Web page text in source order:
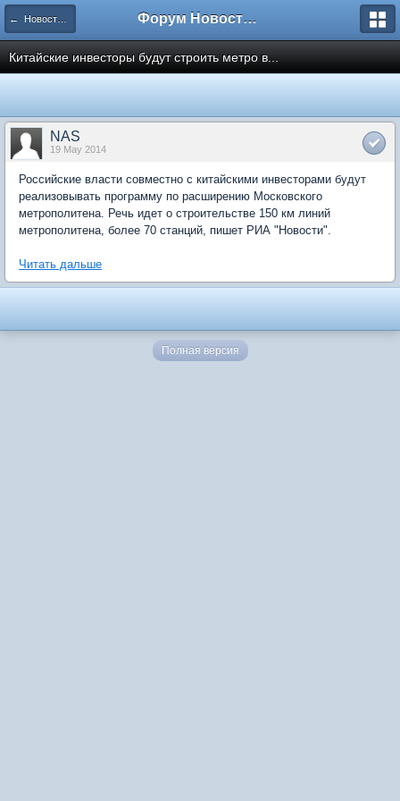
← Новости рынка недвижимости Форум Новостройки
Китайские инвесторы будут строить метро в...
NAS
19 May 2014
Российские власти совместно с китайскими инвесторами будут
реализовывать программу по расширению Московского
метрополитена. Речь идет о строительстве 150 км линий
метрополитена, более 70 станций, пишет РИА "Новости".
Читать дальше
Полная версия